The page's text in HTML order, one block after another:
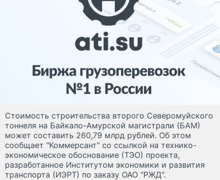
Стоимость строительства второго Северомуйского
тоннеля на Байкало-Амурской магистрали (БАМ)
может составить 260,79 млрд рублей. Об этом
сообщает "Коммерсант" со ссылкой на технико-
экономическое обоснование (ТЭО) проекта,
разработанное Институтом экономики и развития
транспорта (ИЭРТ) по заказу ОАО "РЖД".